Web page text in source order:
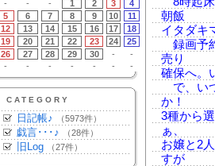
-
- - 1 2 3
4
5
6 7 8 9 10
11
12
13 14 15 16 17
18
19
20 21 22 23 24
25
26
27 28 29 30 -
-
-
- - - - - -
CATEGORY
日記帳♪ （5973件）
戯言･･･♪ （28件）
旧Log （27件）
朝飯
イタダキ
録画予
売り
確保へ。
で、い
か！
3種から
ぁ、
お嬢と2
すが